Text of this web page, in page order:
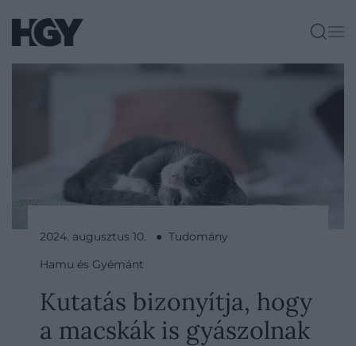
2024. augusztus 10. ● Tudomány
Hamu és Gyémánt
Kutatás bizonyítja, hogy
a macskák is gyászolnak